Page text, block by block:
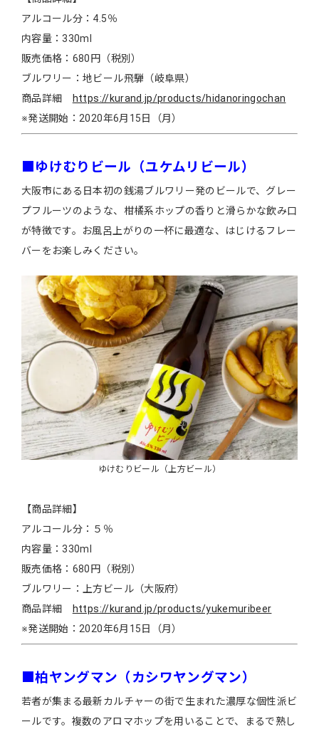
アルコール分：4.5％
内容量：330ml
販売価格：680円（税別）
ブルワリー：地ビール飛騨（岐阜県）
商品詳細
https://kurand.jp/products/hidanoringochan
※発送開始：2020年6月15日（月）
■ゆけむりビール（ユケムリビール）
大阪市にある日本初の銭湯ブルワリー発のビールで、グレー
プフルーツのような、柑橘系ホップの香りと滑らかな飲み口
が特徴です。お風呂上がりの一杯に最適な、はじけるフレー
バーをお楽しみください。
ゆけむりビール（上方ビール）
【商品詳細】
アルコール分：５％
内容量：330ml
販売価格：680円（税別）
ブルワリー：上方ビール（大阪府）
商品詳細
https://kurand.jp/products/yukemuribeer
※発送開始：2020年6月15日（月）
■柏ヤングマン（カシワヤングマン）
若者が集まる最新カルチャーの街で生まれた濃厚な個性派ビ
ールです。複数のアロマホップを用いることで、まるで熟し